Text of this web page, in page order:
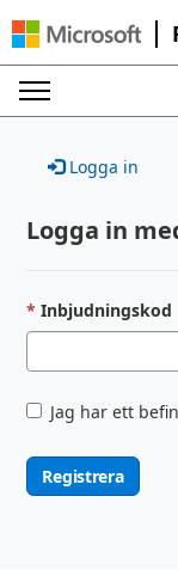
Logga in
Logga in
Inbjudningskod
Jag har ett
Registrera